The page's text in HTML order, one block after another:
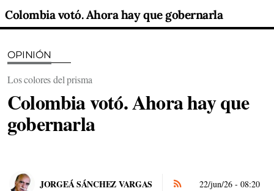
Colombia votó. Ahora hay que gobernarla
OPINIÓN
Los colores del prisma
Colombia votó. Ahora hay que
gobernarla
JORGEÁ SÁNCHEZ VARGAS 22/jun/26 - 08:20